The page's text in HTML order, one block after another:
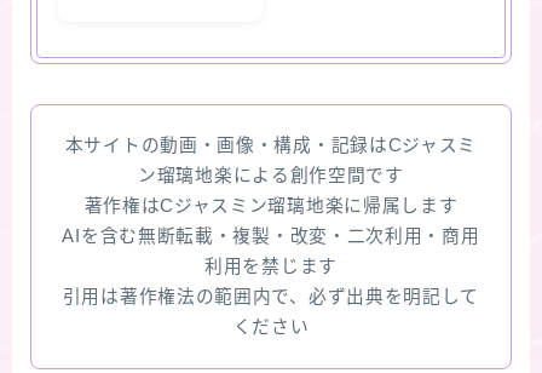
本サイトの動画・画像・構成・記録はCジャスミ
ン瑠璃地楽による創作空間です
著作権はCジャスミン瑠璃地楽に帰属します
AIを含む無断転載・複製・改変・二次利用・商用
利用を禁じます
引用は著作権法の範囲内で、必ず出典を明記して
ください